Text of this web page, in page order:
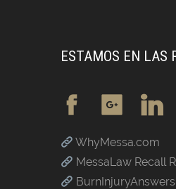
ESTAMOS EN LAS
WhyMessa.com
MessaLaw Recall